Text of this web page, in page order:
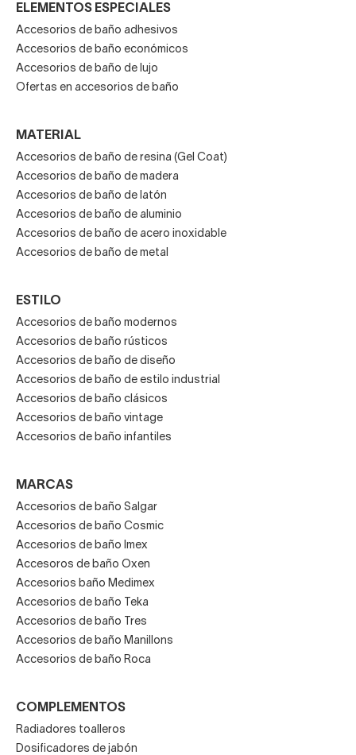
ELEMENTOS ESPECIALES
Accesorios de baño adhesivos
Accesorios de baño económicos
Accesorios de baño de lujo
Ofertas en accesorios de baño
MATERIAL
Accesorios de baño de resina (Gel Coat)
Accesorios de baño de madera
Accesorios de baño de latón
Accesorios de baño de aluminio
Accesorios de baño de acero inoxidable
Accesorios de baño de metal
ESTILO
Accesorios de baño modernos
Accesorios de baño rústicos
Accesorios de baño de diseño
Accesorios de baño de estilo industrial
Accesorios de baño clásicos
Accesorios de baño vintage
Accesorios de baño infantiles
MARCAS
Accesorios de baño Salgar
Accesorios de baño Cosmic
Accesorios de baño Imex
Accesoros de baño Oxen
Accesorios baño Medimex
Accesorios de baño Teka
Accesorios de baño Tres
Accesorios de baño Manillons
Accesorios de baño Roca
COMPLEMENTOS
Radiadores toalleros
Dosificadores de jabón